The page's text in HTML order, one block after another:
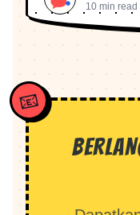
10 min read
📧